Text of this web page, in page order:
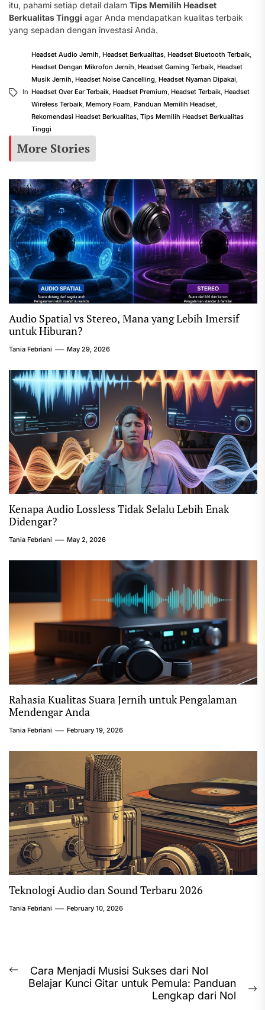
itu, pahami setiap detail dalam Tips Memilih Headset
Berkualitas Tinggi agar Anda mendapatkan kualitas terbaik
yang sepadan dengan investasi Anda.
In
Headset Audio Jernih, Headset Berkualitas, Headset Bluetooth Terbaik,
Headset Dengan Mikrofon Jernih, Headset Gaming Terbaik, Headset
Musik Jernih, Headset Noise Cancelling, Headset Nyaman Dipakai,
Headset Over Ear Terbaik, Headset Premium, Headset Terbaik, Headset
Wireless Terbaik, Memory Foam, Panduan Memilih Headset,
Rekomendasi Headset Berkualitas, Tips Memilih Headset Berkualitas
Tinggi
More Stories
Audio Spatial vs Stereo, Mana yang Lebih Imersif
untuk Hiburan?
Tania Febriani May 29, 2026
Kenapa Audio Lossless Tidak Selalu Lebih Enak
Didengar?
Tania Febriani May 2, 2026
Rahasia Kualitas Suara Jernih untuk Pengalaman
Mendengar Anda
Tania Febriani February 19, 2026
Teknologi Audio dan Sound Terbaru 2026
Tania Febriani February 10, 2026
Post
navigation
Previous
post:
Cara Menjadi Musisi Sukses dari Nol
Belajar Kunci Gitar untuk Pemula: Panduan
Lengkap dari Nol